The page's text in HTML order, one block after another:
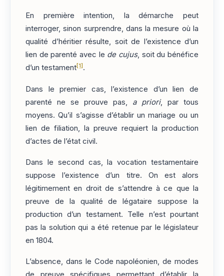
En première intention, la démarche peut
interroger, sinon surprendre, dans la mesure où la
qualité d’héritier résulte, soit de l’existence d’un
lien de parenté avec le de cujus, soit du bénéfice
d’un testament[1].
Dans le premier cas, l’existence d’un lien de
parenté ne se prouve pas, a priori, par tous
moyens. Qu’il s’agisse d’établir un mariage ou un
lien de filiation, la preuve requiert la production
d’actes de l’état civil.
Dans le second cas, la vocation testamentaire
suppose l’existence d’un titre. On est alors
légitimement en droit de s’attendre à ce que la
preuve de la qualité de légataire suppose la
production d’un testament. Telle n’est pourtant
pas la solution qui a été retenue par le législateur
en 1804.
L’absence, dans le Code napoléonien, de modes